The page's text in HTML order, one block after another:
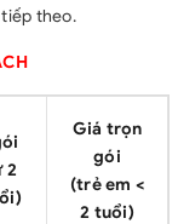
theo.
2
Giá trọn
gói
(trẻ em <
2 tuổi)